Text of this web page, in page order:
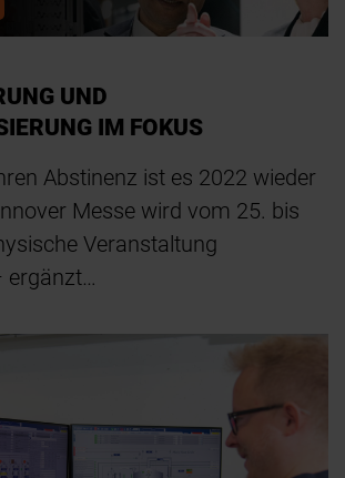
UND
IM FOKUS
Abstinenz ist es 2022 wieder
Messe wird vom 25. bis
Veranstaltung
ergänzt…